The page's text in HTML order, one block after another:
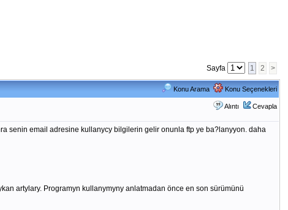
Sayfa 1 2 >
Konu Arama Konu Seçenekleri
Alıntı Cevapla
senin email adresine kullanycy bilgilerin gelir onunla ftp ye ba?lanyyon. daha
artylary. Programyn kullanymyny anlatmadan önce en son sürümünü